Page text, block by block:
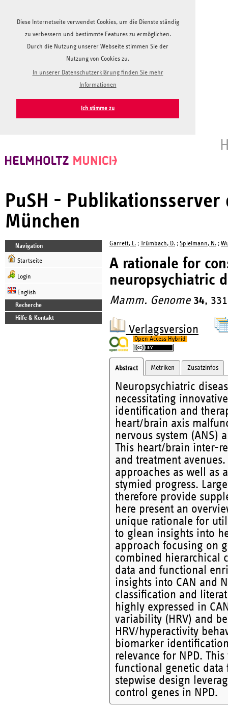
Diese Internetseite verwendet Cookies, um die Dienste ständig
zu verbessern und bestimmte Features zu ermöglichen.
Durch die Nutzung unserer Webseite stimmen Sie der
Nutzung von Cookies zu.
In unserer Datenschutzerklärung finden Sie mehr
Informationen
Ich stimme zu
PuSH -
München
Navigation
Startseite
Login
English
Recherche
Hilfe & Kontakt
Garrett, L. ; Trümbach, D. ; Spielmann, N. ;
A rationale for
neuropsychiatric
Mamm. Genome 34,
Verlagsversion
Open Access Hybrid
Abstract Metriken Zusatzinfos
Neuropsychiatric
necessitating
identification and
heart/brain axis
nervous system (ANS)
This heart/brain inter-
and treatment
approaches as well as
stymied progress.
therefore provide
here present an
unique rationale for
to glean insights into
approach focusing on
combined hierarchical
data and functional
insights into CAN and
classification and
highly expressed in
variability (HRV) and
HRV/hyperactivity
biomarker
relevance for NPD.
functional genetic data
stepwise design
control genes in NPD.